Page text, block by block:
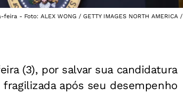
- Foto: ALEX WONG / GETTY IMAGES NORTH AMERICA /
(3), por salvar sua candidatura
após seu desempenho